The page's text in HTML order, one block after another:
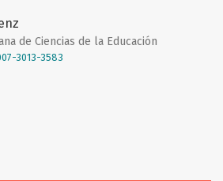
de Ciencias de la Educación
3013-3583